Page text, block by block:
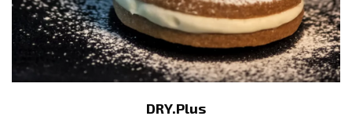
DRY.Plus